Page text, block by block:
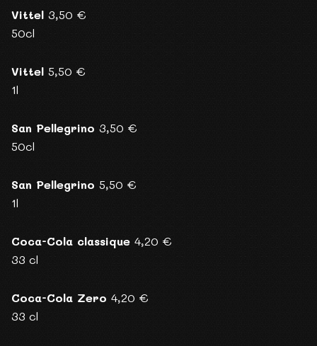
Vittel 3,50 €
50cl
Vittel 5,50 €
1l
San Pellegrino 3,50 €
50cl
San Pellegrino 5,50 €
1l
Coca-Cola classique 4,20 €
33 cl
Coca-Cola Zero 4,20 €
33 cl